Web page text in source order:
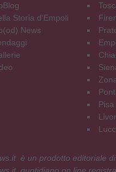
Storia d'Empoli
News
è un prodotto editoriale